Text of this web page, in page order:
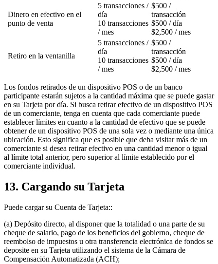
Dinero en efectivo en el
punto de venta
5 transacciones /
día
10 transacciones
/ mes
$500 /
transacción
$500 / día
$2,500 / mes
Retiro en la ventanilla
5 transacciones /
día
10 transacciones
/ mes
$500 /
transacción
$500 / día
$2,500 / mes
Los fondos retirados de un dispositivo POS o de un banco
participante estarán sujetos a la cantidad máxima que se puede gastar
en su Tarjeta por día. Si busca retirar efectivo de un dispositivo POS
de un comerciante, tenga en cuenta que cada comerciante puede
establecer límites en cuanto a la cantidad de efectivo que se puede
obtener de un dispositivo POS de una sola vez o mediante una única
ubicación. Esto significa que es posible que deba visitar más de un
comerciante si desea retirar efectivo en una cantidad menor o igual
al límite total anterior, pero superior al límite establecido por el
comerciante individual.
13. Cargando su Tarjeta
Puede cargar su Cuenta de Tarjeta::
(a) Depósito directo, al disponer que la totalidad o una parte de su
cheque de salario, pago de los beneficios del gobierno, cheque de
reembolso de impuestos u otra transferencia electrónica de fondos se
deposite en su Tarjeta utilizando el sistema de la Cámara de
Compensación Automatizada (ACH);